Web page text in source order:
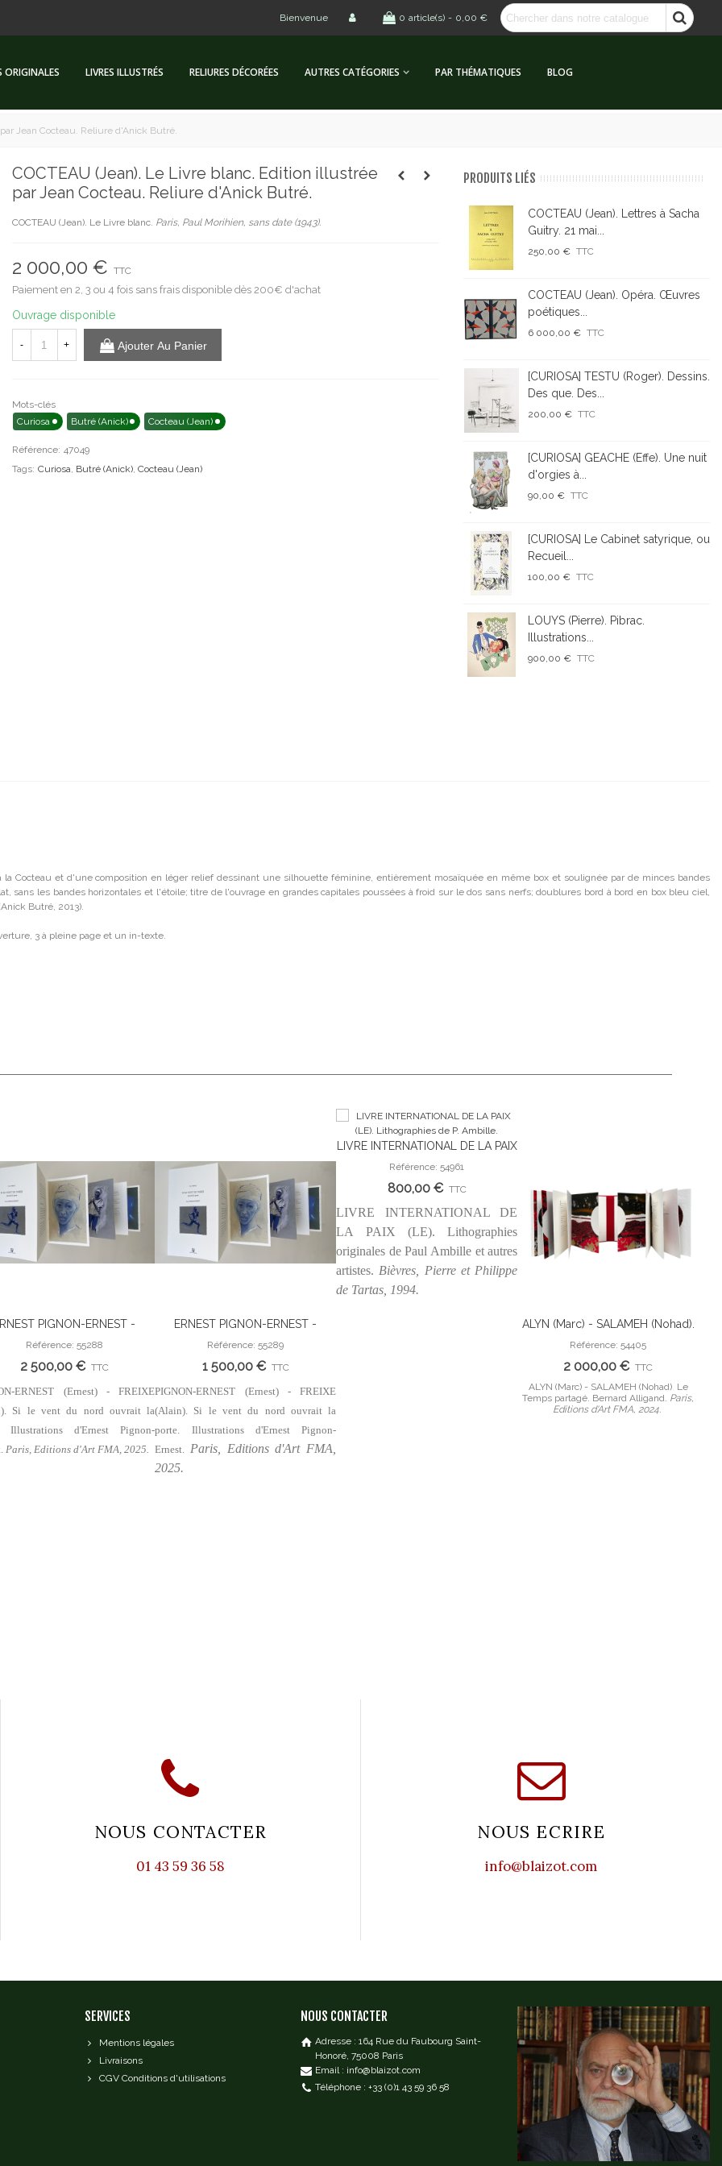
Bienvenue 0 article(s) - 0,00 €
ORIGINALES LIVRES ILLUSTRÉS RELIURES DÉCORÉES AUTRES CATÉGORIES PAR THÉMATIQUES BLOG
Jean Cocteau. Reliure d'Anick Butré.
COCTEAU (Jean). Le Livre blanc. Edition illustrée
par Jean Cocteau. Reliure d'Anick Butré.
COCTEAU (Jean). Le Livre blanc. Paris, Paul Morihien, sans date (1943).
2 000,00 € TTC
Paiement en 2, 3 ou 4 fois sans frais disponible dès 200€ d'achat
Ouvrage disponible
- + Ajouter Au Panier
Mots-clés
Curiosa
Butré (Anick) Cocteau (Jean)
Référence: 47049
Tags: Curiosa, Butré (Anick), Cocteau (Jean)
PRODUITS LIÉS
COCTEAU (Jean). Lettres à Sacha
Guitry. 21 mai...
250,00 € TTC
COCTEAU (Jean). Opéra. Œuvres
poétiques...
6 000,00 € TTC
[CURIOSA] TESTU (Roger). Dessins.
Des que. Des...
200,00 € TTC
[CURIOSA] GEACHE (Effe). Une nuit
d'orgies à...
90,00 € TTC
[CURIOSA] Le Cabinet satyrique, ou
Recueil...
100,00 € TTC
LOUYS (Pierre). Pibrac.
Illustrations...
900,00 € TTC
Cocteau et d'une composition en léger relief dessinant une silhouette féminine, entièrement mosaïquée en même box et soulignée par de minces bandes
sans les bandes horizontales et l'étoile; titre de l'ouvrage en grandes capitales poussées à froid sur le dos sans nerfs; doublures bord à bord en box bleu ciel,
Butré, 2013).
3 à pleine page et un in-texte.
PIGNON-ERNEST -
(Alain). Si le vent du nord
ouvrait la porte. Illustrations
d'Ernest Pignon-Ernest.
Référence: 55288
2 500,00 € TTC
ERNEST (Ernest) - FREIXE
Si le vent du nord ouvrait la
Illustrations d'Ernest Pignon-
Paris, Editions d'Art FMA, 2025.
ERNEST PIGNON-ERNEST -
FREIXE (Alain). Si le vent du nord
ouvrait la porte. Illustrations
d'Ernest Pignon-Ernest.
Référence: 55289
1 500,00 € TTC
PIGNON-ERNEST (Ernest) - FREIXE
(Alain). Si le vent du nord ouvrait la
porte. Illustrations d'Ernest Pignon-
Ernest. Paris, Editions d'Art FMA,
2025.
LIVRE INTERNATIONAL DE LA PAIX
(LE). Lithographies de P. Ambille.
Référence: 54961
800,00 € TTC
LIVRE INTERNATIONAL DE
LA PAIX (LE). Lithographies
originales de Paul Ambille et autres
artistes. Bièvres, Pierre et Philippe
de Tartas, 1994.
Ajouter Au Panier
ALYN (Marc) - SALAMEH (Nohad).
Le Temps partagé. Bernard
Alligand.
Référence: 54405
2 000,00 € TTC
ALYN (Marc) - SALAMEH (Nohad). Le
Temps partagé. Bernard Alligand. Paris,
Editions d'Art FMA, 2024.
NOUS CONTACTER
01 43 59 36 58
NOUS ECRIRE
info@blaizot.com
SERVICES
Mentions légales
Livraisons
CGV Conditions d'utilisations
NOUS CONTACTER
Adresse : 164 Rue du Faubourg Saint-
Honoré, 75008 Paris
Email : info@blaizot.com
Téléphone : +33 (0)1 43 59 36 58